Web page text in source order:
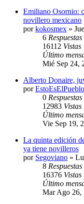
Emiliano Osornio:
novillero mexicano
porkokosmex »
6 Respuestas
16112 Vistas
Último
Mié Sep 24,
Alberto Donaire,
porEstoEsElPueblo
0 Respuestas
12983 Vistas
Último
Vie Sep 19,
La quinta edición
ya tiene novilleros
por Segoviano »
8 Respuestas
16376 Vistas
Último
Mar Ago 26,